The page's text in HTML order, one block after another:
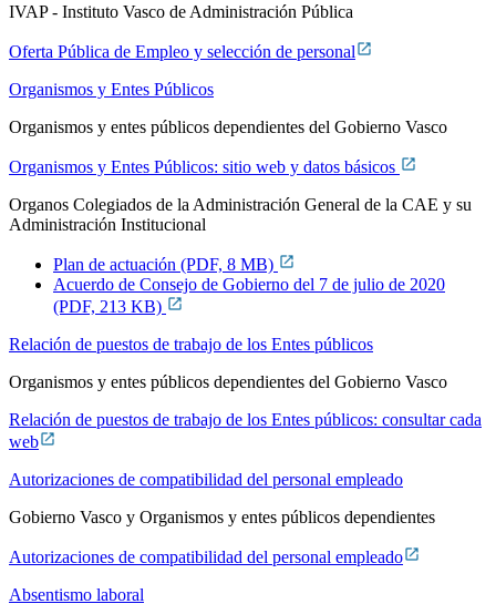
IVAP - Instituto Vasco de Administración Pública
Oferta Pública de Empleo y selección de personal
Organismos y Entes Públicos
Organismos y entes públicos dependientes del Gobierno Vasco
Organismos y Entes Públicos: sitio web y datos básicos
Organos Colegiados de la Administración General de la CAE y su
Administración Institucional
Plan de actuación (PDF, 8 MB)
Acuerdo de Consejo de Gobierno del 7 de julio de 2020
(PDF, 213 KB)
Relación de puestos de trabajo de los Entes públicos
Organismos y entes públicos dependientes del Gobierno Vasco
Relación de puestos de trabajo de los Entes públicos: consultar cada
web
Autorizaciones de compatibilidad del personal empleado
Gobierno Vasco y Organismos y entes públicos dependientes
Autorizaciones de compatibilidad del personal empleado
Absentismo laboral